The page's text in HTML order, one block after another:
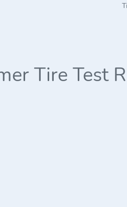
Tire Test